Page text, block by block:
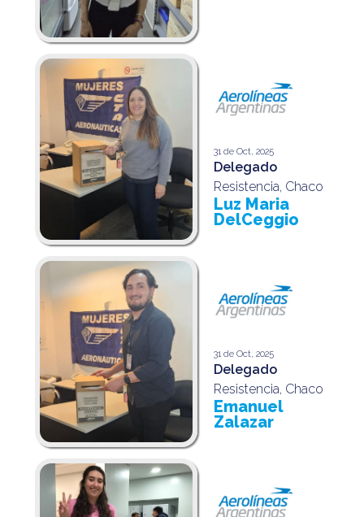
31 de Oct, 2025
Delegado
Resistencia, Chaco
Luz Maria
DelCeggio
31 de Oct, 2025
Delegado
Resistencia, Chaco
Emanuel
Zalazar